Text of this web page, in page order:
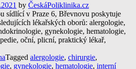
by ČeskáPoliklinika.cz
sídlící v Praze 6, Břevnovu poskytuje
lékařských oborů: alergologie,
gynekologie, hematologie,
oční, plicní, praktický lékař,
Tagged alergologie, chirurgie,
, gynekologie, hematologie, interní